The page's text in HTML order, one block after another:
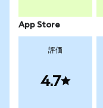
App Store
評価
4.7